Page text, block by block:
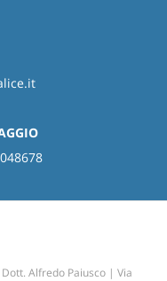
Alfredo Paiusco | Via